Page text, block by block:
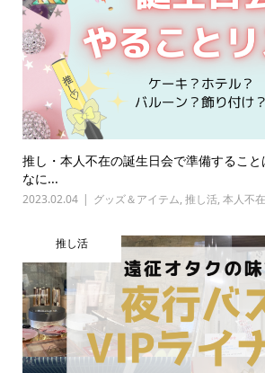
推し・本人不在の誕生日会で準備するこ
なに...
2023.02.04 グッズ＆アイテム, 推し活, 本人不
推し活